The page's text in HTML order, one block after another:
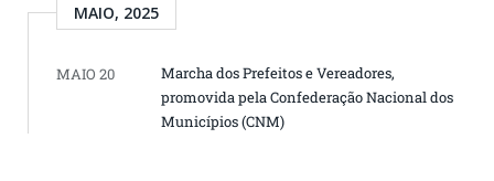
MAIO, 2025
MAIO 20
Marcha dos Prefeitos e Vereadores,
promovida pela Confederação Nacional dos
Municípios (CNM)